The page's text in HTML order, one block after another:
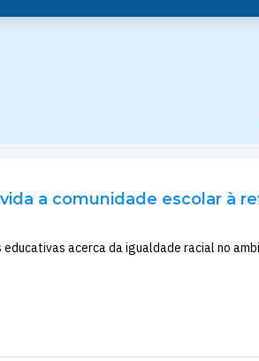
a comunidade escolar à
acerca da igualdade racial no